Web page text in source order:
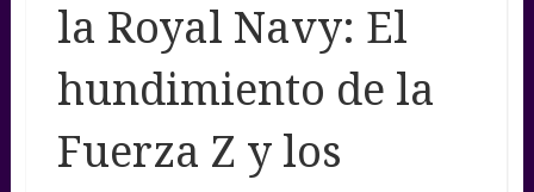
la Royal Navy: El
hundimiento de la
Fuerza Z y los